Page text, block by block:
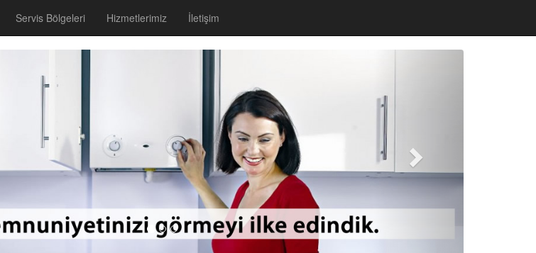
Servis Bölgeleri Hizmetlerimiz İletişim